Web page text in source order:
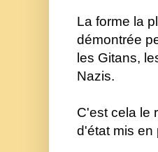
La forme la
démontrée
les Gitans,
Nazis.
C'est cela le
d'état mis en